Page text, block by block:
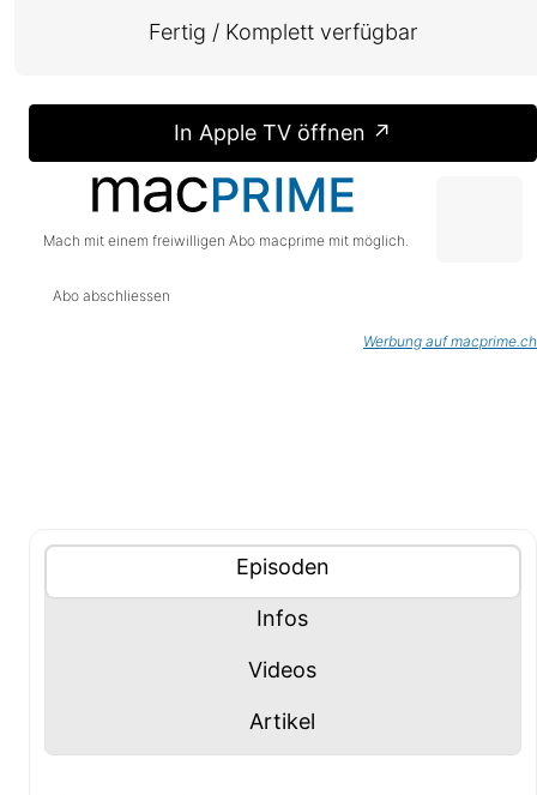
Fertig / Komplett verfügbar
In Apple TV öffnen ↗
Mach mit einem freiwilligen Abo macprime mit möglich.
Abo abschliessen
Werbung auf macprime.ch
Inhalte (Tabliste)
Tablisten-Hilfe: Benutze die Tablisten-Controls
Tablisten-Controls Panel mit
Episodenanzeigen
Panel mit
Infosanzeigen
Panel mit
Videosanzeigen
Panel mit
Artikel